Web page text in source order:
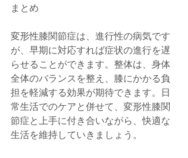
まとめ
変形性膝関節症は、進行性の病気です
が、早期に対応すれば症状の進行を遅
らせることができます。整体は、身体
全体のバランスを整え、膝にかかる負
担を軽減する効果が期待できます。日
常生活でのケアと併せて、変形性膝関
節症と上手に付き合いながら、快適な
生活を維持していきましょう。